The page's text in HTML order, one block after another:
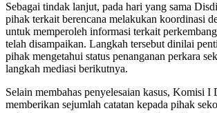
Sebagai tindak lanjut, pada hari yang sama
pihak terkait berencana melakukan koordinasi
untuk memperoleh informasi terkait
telah disampaikan. Langkah tersebut dinilai
pihak mengetahui status penanganan perkara
langkah mediasi berikutnya.
Selain membahas penyelesaian kasus, Komisi I
memberikan sejumlah catatan kepada pihak